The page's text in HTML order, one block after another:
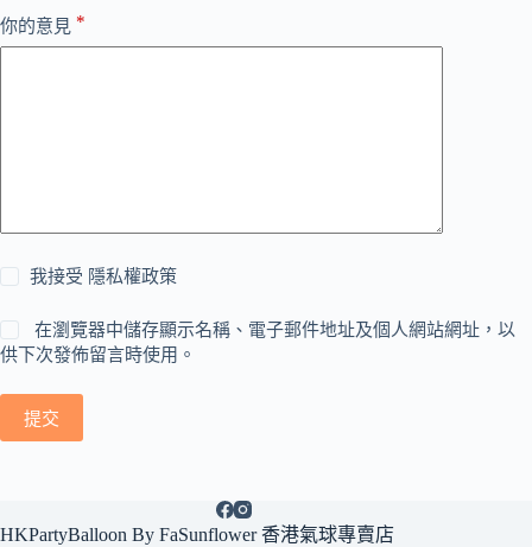
你的意見 *
我接受 隱私權政策
在瀏覽器中儲存顯示名稱、電子郵件地址及個人網站網址，以
供下次發佈留言時使用。
提交
HKPartyBalloon By FaSunflower 香港氣球專賣店